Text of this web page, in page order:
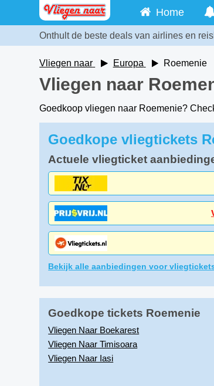
Home
Onthult de beste deals van airlines en
Vliegen naar Europa Roemenie
Vliegen naar
Goedkoop vliegen naar Roemenie?
Goedkope vliegtickets
Actuele vliegticket
Bekijk alle aanbiedingen voor
Goedkope tickets Roemenie
Vliegen Naar Boekarest
Vliegen Naar Timisoara
Vliegen Naar Iasi